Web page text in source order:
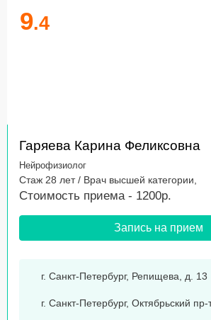
9.4
Гаряева Карина Феликсовна
Нейрофизиолог
Стаж 28 лет / Врач высшей категории,
Стоимость приема - 1200р.
Запись на прием
г. Санкт-Петербург, Репищева, д. 13
г. Санкт-Петербург, Октябрьский пр-